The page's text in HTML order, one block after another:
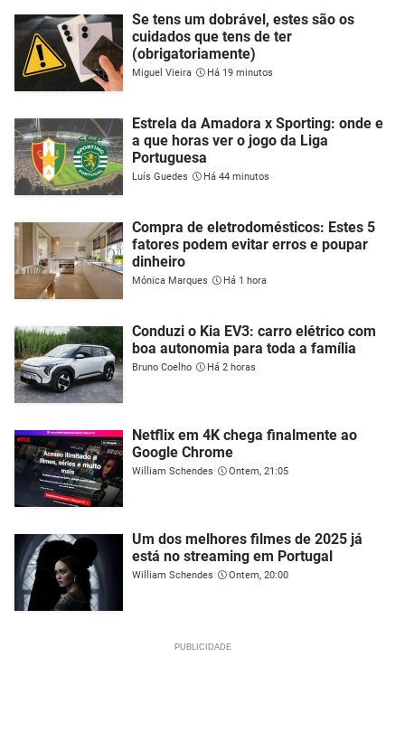
Se tens um dobrável, estes são os
cuidados que tens de ter
(obrigatoriamente)
Miguel Vieira Há 19 minutos
Estrela da Amadora x Sporting: onde e
a que horas ver o jogo da Liga
Portuguesa
Luís Guedes Há 44 minutos
Compra de eletrodomésticos: Estes 5
fatores podem evitar erros e poupar
dinheiro
Mónica Marques Há 1 hora
Conduzi o Kia EV3: carro elétrico com
boa autonomia para toda a família
Bruno Coelho Há 2 horas
Netflix em 4K chega finalmente ao
Google Chrome
William Schendes Ontem, 21:05
Um dos melhores filmes de 2025 já
está no streaming em Portugal
William Schendes Ontem, 20:00